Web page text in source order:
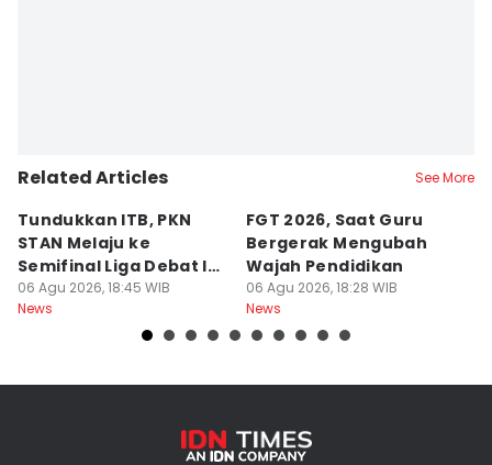
Related Articles See More
Tundukkan ITB, PKN
STAN Melaju ke
Semifinal Liga Debat IDN
Times 2026
06 Agu 2026, 18:45 WIB
News
FGT 2026, Saat Guru
Bergerak Mengubah
Wajah Pendidikan
06 Agu 2026, 18:28 WIB
News